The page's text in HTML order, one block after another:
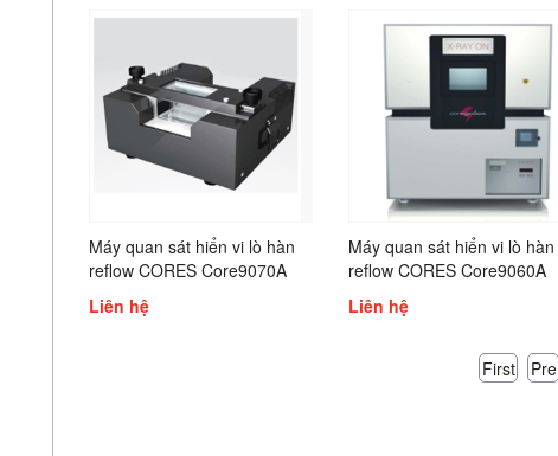
Máy quan sát hiển vi lò hàn
reflow CORES Core9070A
Liên hệ
Máy quan sát hiển vi lò hàn
reflow CORES Core9060A
Liên hệ
First Pre